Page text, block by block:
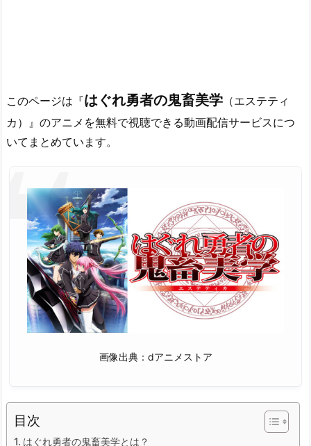
このページは『はぐれ勇者の鬼畜美学 （エステティ
カ）』のアニメを無料で視聴できる動画配信サービスにつ
いてまとめています。
画像出典：dアニメストア
目次
はぐれ勇者の鬼畜美学とは？